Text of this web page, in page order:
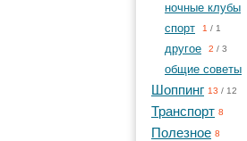
ночные клубы
спорт 1 / 1
другое 2 / 3
общие советы
Шоппинг 13 / 12
Транспорт 8
Полезное 8